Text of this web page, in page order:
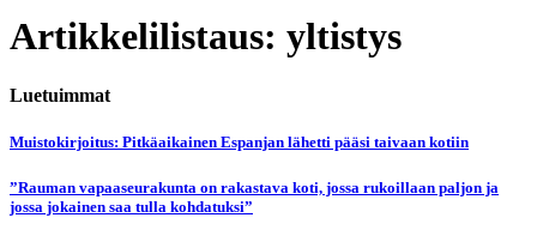
Artikkelilistaus: yltistys
Luetuimmat
Muistokirjoitus: Pitkäaikainen Espanjan lähetti pääsi taivaan kotiin
”Rauman vapaaseurakunta on rakastava koti, jossa rukoillaan paljon ja
jossa jokainen saa tulla kohdatuksi”